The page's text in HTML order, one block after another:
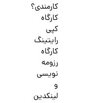
کارمندی؟
کارگاه
کپی
رایتینگ
کارگاه
رزومه
نویسی
و
لینکدین